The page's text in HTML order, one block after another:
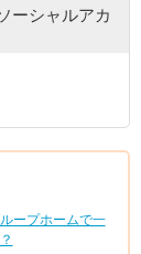
ーシャルアカ
ープホームで一